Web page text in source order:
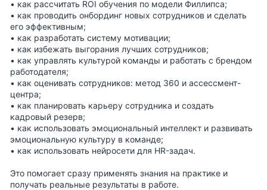
• как рассчитать ROI обучения по модели Филлипса;
• как проводить онбординг новых сотрудников и сделать
его эффективным;
• как разработать систему мотивации;
• как избежать выгорания лучших сотрудников;
• как управлять культурой команды и работать с брендом
работодателя;
• как оценивать сотрудников: метод 360 и ассессмент-
центра;
• как планировать карьеру сотрудника и создать
кадровый резерв;
• как использовать эмоциональный интеллект и развивать
эмоциональную культуру в команде;
• как использовать нейросети для HR-задач.
Это помогает сразу применять знания на практике и
получать реальные результаты в работе.